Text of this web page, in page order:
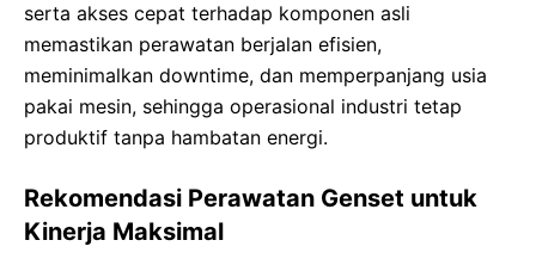
serta akses cepat terhadap komponen asli
memastikan perawatan berjalan efisien,
meminimalkan downtime, dan memperpanjang usia
pakai mesin, sehingga operasional industri tetap
produktif tanpa hambatan energi.
Rekomendasi Perawatan Genset untuk
Kinerja Maksimal